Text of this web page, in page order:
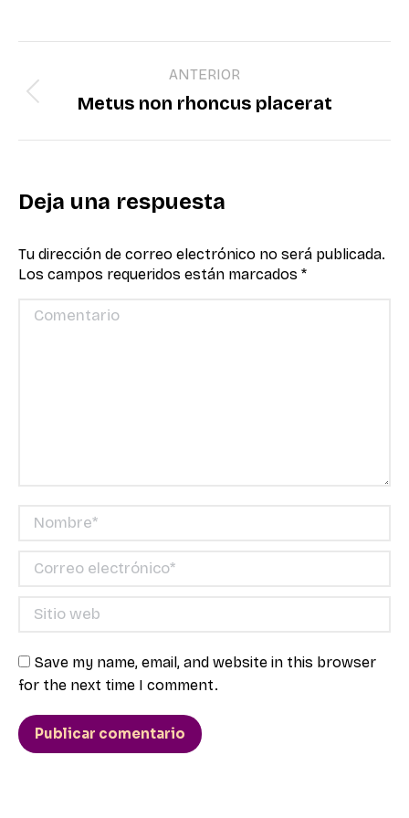
Navegación
entre
publicaciones
ANTERIOR
Publicación
Metus non rhoncus placerat
Deja una respuesta
Tu dirección de correo electrónico no será publicada.
Los campos requeridos están marcados *
Comentario
Nombre *
Correo electrónico *
Sitio web
Save my name, email, and website in this browser
for the next time I comment.
Publicar comentario